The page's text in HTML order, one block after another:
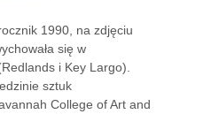
1990, na zdjęciu
się w
i Key Largo).
sztuk
College of Art and